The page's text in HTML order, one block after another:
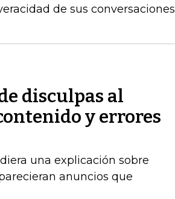
de sus conversaciones
disculpas al
y errores
una explicación sobre
anuncios que